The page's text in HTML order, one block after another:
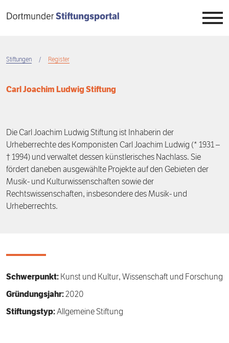
Stiftungen
Übersicht
Register
Projekte
Projektbörse
Stiftungswesen
Auftrag
Neuigkeiten
Veranstaltungen
Übersicht
7. Dortmunder Stiftungstag
6. Dortmunder Stiftungstag
Rückblick auf Stiftungstage
Wissen
Übersicht
Stiftungszwecke
Engagement
Übersicht
Freiwillige
Breadcrumb
Stiftungen Register
Carl Joachim Ludwig Stiftung
Die Carl Joachim Ludwig Stiftung ist Inhaberin der
Urheberrechte des Komponisten Carl Joachim Ludwig (* 1931 –
† 1994) und verwaltet dessen künstlerisches Nachlass. Sie
fördert daneben ausgewählte Projekte auf den Gebieten der
Musik- und Kulturwissenschaften sowie der
Rechtswissenschaften, insbesondere des Musik- und
Urheberrechts.
Schwerpunkt: Kunst und Kultur, Wissenschaft und Forschung
Gründungsjahr:2020
Stiftungstyp:Allgemeine Stiftung